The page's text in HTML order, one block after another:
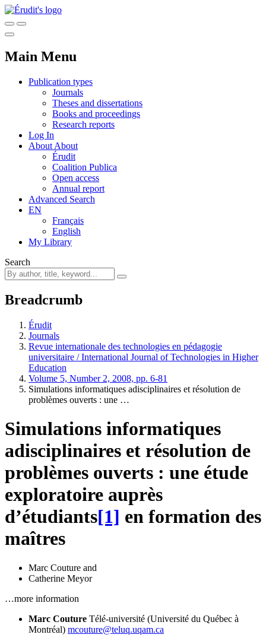
Main Menu
Publication types
Journals
Theses and dissertations
Books and proceedings
Research reports
Log In
About About
Érudit
Coalition Publica
Open access
Annual report
Advanced Search
EN
Français
English
My Library
Search
Breadcrumb
Érudit
Journals
Revue internationale des technologies en pédagogie
universitaire / International Journal of Technologies in Higher
Education
Volume 5, Number 2, 2008, pp. 6-81
Simulations informatiques adisciplinaires et résolution de
problèmes ouverts : une …
Simulations informatiques
adisciplinaires et résolution de
problèmes ouverts : une étude
exploratoire auprès
d’étudiants[1] en formation des
maîtres
Marc Couture and
Catherine Meyor
…more information
Marc Couture Télé-université (Université du Québec à
Montréal) mcouture@teluq.uqam.ca